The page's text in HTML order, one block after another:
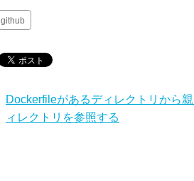
github
Dockerfileがあるディレクトリから
ィレクトリを参照する